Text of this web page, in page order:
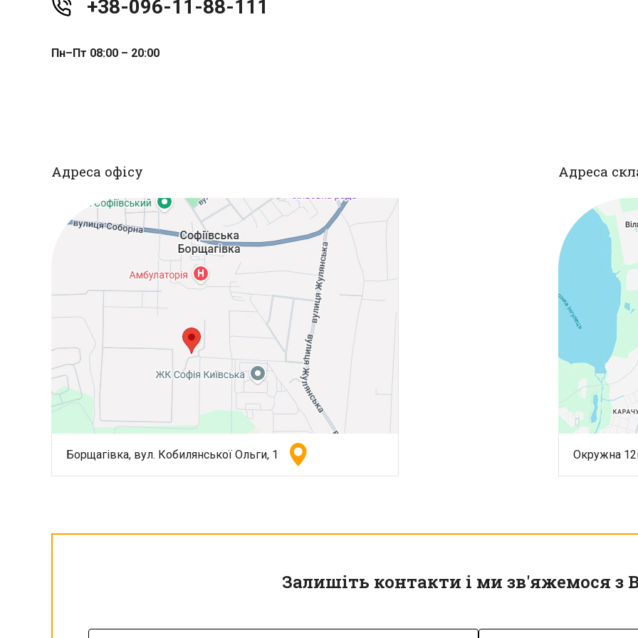
+38-096-11-88-111
Пн–Пт 08:00 – 20:00
Адреса офісу
Борщагівка, вул. Кобилянської Ольги, 1
Адреса
Окружна
Залишіть контакти і ми зв'яжемося з